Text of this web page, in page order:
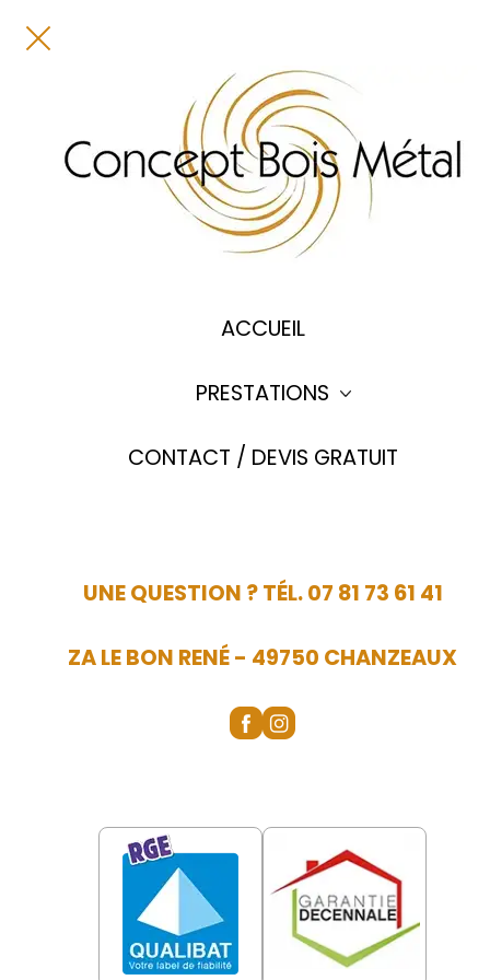
ACCUEIL
PRESTATIONS
CONTACT / DEVIS GRATUIT
UNE QUESTION ? TÉL. 07 81 73 61 41
ZA LE BON RENÉ - 49750 CHANZEAUX